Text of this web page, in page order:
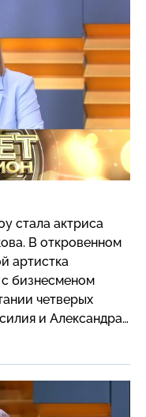
поделился
с очень
которую
певца
о том, не пришла
тайной.
стала актриса
В откровенном
артистка
с бизнесменом
четверых
и Александра,
Месхи, Алла
Фетисов и др.